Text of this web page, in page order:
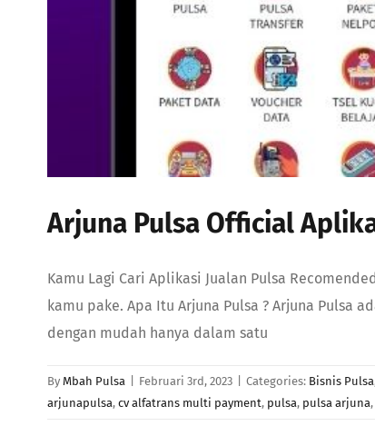
Arjuna Pulsa Official
Kamu Lagi Cari Aplikasi Jualan Pulsa
kamu pake. Apa Itu Arjuna Pulsa ? Arjuna Pulsa
dengan mudah hanya dalam satu
By Mbah Pulsa Februari 3rd, 2023 Categories: Bisnis Pulsa
arjunapulsa, cv alfatrans multi payment, pulsa, pulsa arjuna,